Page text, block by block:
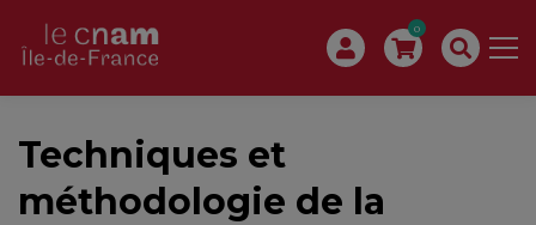
0
Techniques et
méthodologie de la